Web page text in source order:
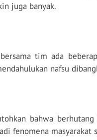
juga banyak.
tim ada
nafsu
bahwa
fenomena masyarakat